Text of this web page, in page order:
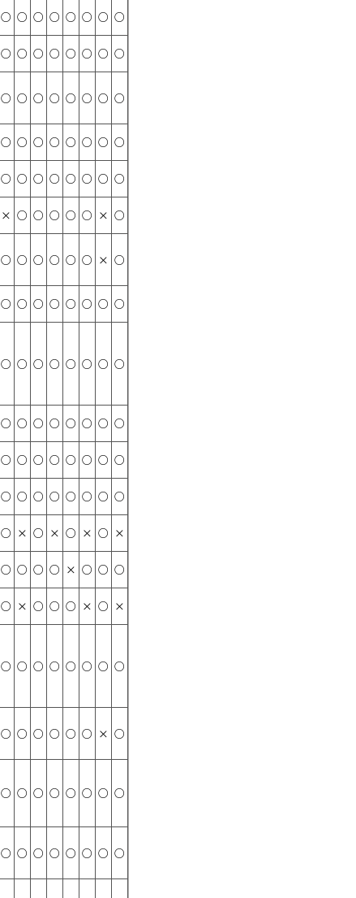
○ ○ ○ ○ ○ ○ ○ ○
○ ○ ○ ○ ○ ○ ○ ○
○ ○ ○ ○ ○ ○ ○ ○
○ ○ ○ ○ ○ ○ ○ ○
○ ○ ○ ○ ○ ○ ○ ○
× ○ ○ ○ ○ ○ × ○
○ ○ ○ ○ ○ ○ × ○
○ ○ ○ ○ ○ ○ ○ ○
○ ○ ○ ○ ○ ○ ○ ○
○ ○ ○ ○ ○ ○ ○ ○
○ ○ ○ ○ ○ ○ ○ ○
○ ○ ○ ○ ○ ○ ○ ○
○ × ○ × ○ × ○ ×
○ ○ ○ ○ × ○ ○ ○
○ × ○ ○ ○ × ○ ×
○ ○ ○ ○ ○ ○ ○ ○
○ ○ ○ ○ ○ ○ × ○
○ ○ ○ ○ ○ ○ ○ ○
○ ○ ○ ○ ○ ○ ○ ○